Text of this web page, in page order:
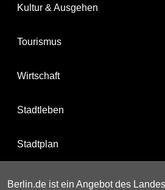
Kultur & Ausgehen
Tourismus
Wirtschaft
Stadtleben
Stadtplan
Berlin.de ist ein Angebot des